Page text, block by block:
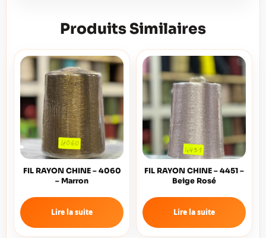
Produits Similaires
FIL RAYON CHINE – 4451 –
Beige Rosé
Lire la suite
FIL RAYON CHINE – 4060
– Marron
Lire la suite